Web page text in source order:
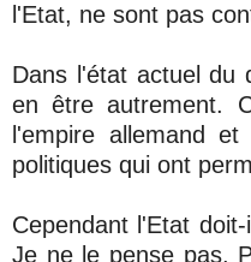
l'Etat, ne sont pas
Dans l'état actuel du
en être autrement.
l'empire allemand
politiques qui ont
Cependant l'Etat
Je ne le pense pas.